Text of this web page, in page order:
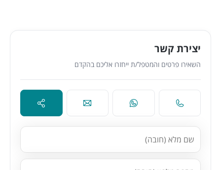
יצירת קשר
השאירו פרטים והמטפל/ת ייחזרו אליכם בהקדם